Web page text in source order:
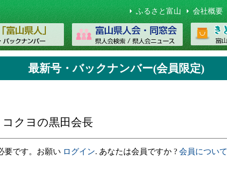
ふるさと富山 会社概要
最新号・バックナンバー(会員限定)
コクヨの黒田会長
要です。お願い ログイン. あなたは会員ですか ? 会員について